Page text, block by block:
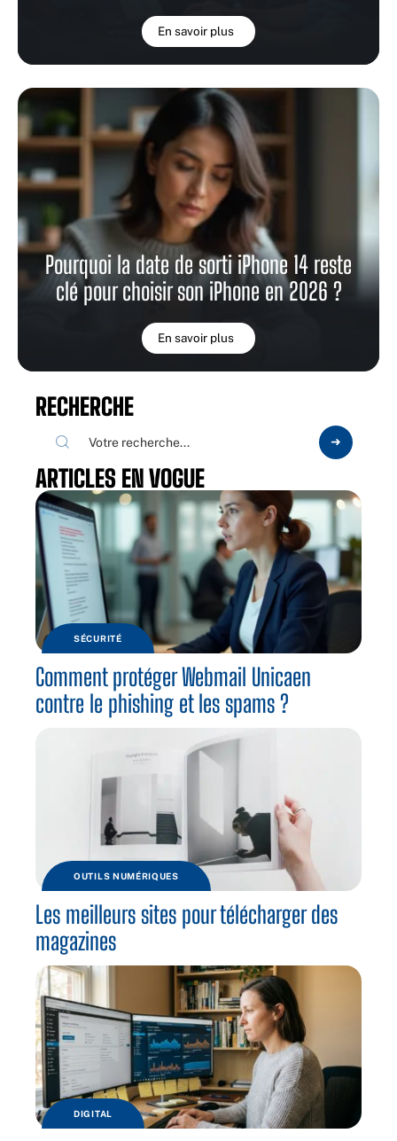
En savoir plus
Pourquoi la date de sorti iPhone 14 reste
clé pour choisir son iPhone en 2026 ?
En savoir plus
RECHERCHE
ARTICLES EN VOGUE
SÉCURITÉ
Comment protéger Webmail Unicaen
contre le phishing et les spams ?
OUTILS NUMÉRIQUES
Les meilleurs sites pour télécharger des
magazines
DIGITAL